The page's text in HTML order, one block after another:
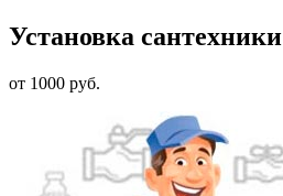
Установка сантехники
от 1000 руб.